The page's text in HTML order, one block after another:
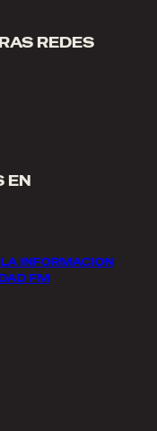
REDES
EN
INFORMACION
FM